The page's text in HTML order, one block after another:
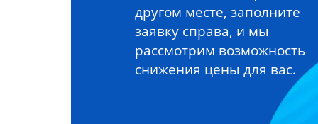
другом месте, заполните
заявку справа, и мы
рассмотрим возможность
снижения цены для вас.